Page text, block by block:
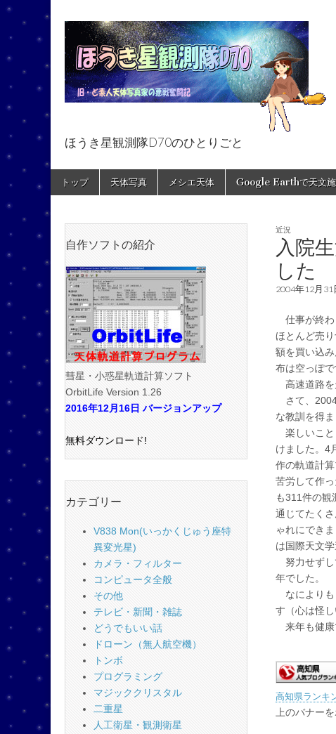
ほうき星観測隊
ほうき星観測隊D70のひとりごと
Main
menu
Skip
トップ 天体写真 メシエ天体 Google Earthで天文
近況
入院
した
2004年12月31
仕事が終わ
ほとんど売
額を買い込
布は空っぽ
高速道路を
さて、2004
な教訓を得ま
楽しいこと
けました。4
作の軌道計
苦労して作
も311件の観
通じてたく
ゃれにでき
は国際天文
努力せずし
年でした。
なによりも
す（心は怪し
来年も健康
高知県ランキ
上のバナー
自作ソフトの紹介
彗星・小惑星軌道計算ソフト
OrbitLife Version 1.26
2016年12月16日 バージョンアップ
無料ダウンロード!
カテゴリー
V838 Mon(いっかくじゅう座特
異変光星)
カメラ・フィルター
コンピュータ全般
その他
テレビ・新聞・雑誌
どうでもいい話
ドローン（無人航空機）
トンボ
プログラミング
マジッククリスタル
二重星
人工衛星・観測衛星